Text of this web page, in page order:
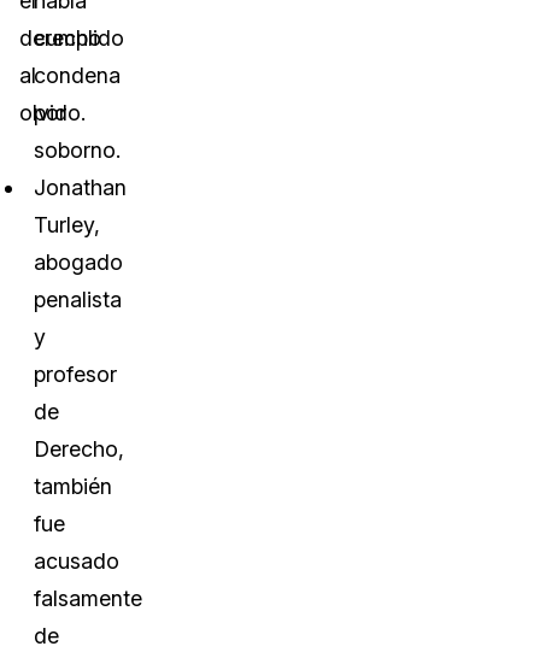
cumplido
condena
por
soborno.
Jonathan
Turley,
abogado
penalista
y
profesor
de
Derecho,
también
fue
acusado
falsamente
de
derecho
al
olvido.